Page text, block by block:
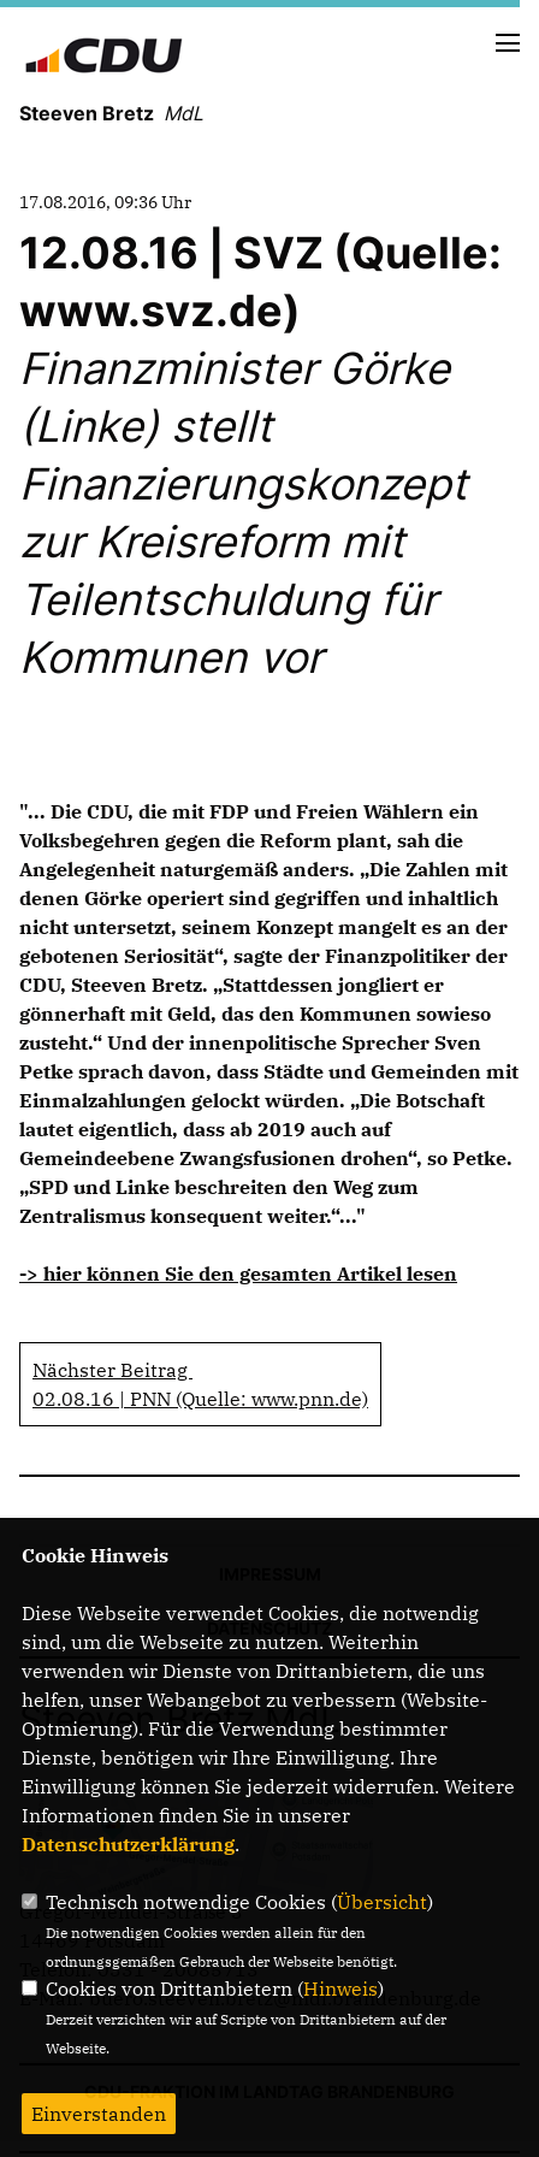
Steeven Bretz MdL
VITA
WAHLKREISBESUCHE
PRESSEFOTOS
MEIN BÜRGERBÜRO
MEIN WAHLKREIS
ZIELE
Redebeiträge
Anträge CDU
Kleine Anfragen
CDU Deutschland
17.08.2016, 09:36 Uhr
12.08.16 | SVZ (Quelle:
www.svz.de)
Finanzminister Görke
(Linke) stellt
Finanzierungskonzept
zur Kreisreform mit
Teilentschuldung für
Kommunen vor
"... Die CDU, die mit FDP und Freien Wählern ein
Volksbegehren gegen die Reform plant, sah die
Angelegenheit naturgemäß anders. „Die Zahlen mit
denen Görke operiert sind gegriffen und inhaltlich
nicht untersetzt, seinem Konzept mangelt es an der
gebotenen Seriosität“, sagte der Finanzpolitiker der
CDU, Steeven Bretz. „Stattdessen jongliert er
gönnerhaft mit Geld, das den Kommunen sowieso
zusteht.“ Und der innenpolitische Sprecher Sven
Petke sprach davon, dass Städte und Gemeinden mit
Einmalzahlungen gelockt würden. „Die Botschaft
lautet eigentlich, dass ab 2019 auch auf
Gemeindeebene Zwangsfusionen drohen“, so Petke.
SPD und Linke beschreiten den Weg zum
Zentralismus konsequent weiter.“..."
-> hier können Sie den gesamten Artikel lesen
Nächster Beitrag
02.08.16 | PNN (Quelle: www.pnn.de)
Steeven Bretz MdL
Gregor-Mendel-Straße 3
14469 Potsdam
Telefon: 0331 - 20085713
E-Mail: buero.steeven.bretz@mdl.brandenburg.de
CDU-FRAKTION IM LANDTAG BRANDENBURG
Cookie Hinweis
Diese Webseite verwendet Cookies, die notwendig
sind, um die Webseite zu nutzen. Weiterhin
verwenden wir Dienste von Drittanbietern, die uns
helfen, unser Webangebot zu verbessern (Website-
Optmierung). Für die Verwendung bestimmter
Dienste, benötigen wir Ihre Einwilligung. Ihre
Einwilligung können Sie jederzeit widerrufen. Weitere
Informationen finden Sie in unserer
Datenschutzerklärung.
Technisch notwendige Cookies (Übersicht)
Die notwendigen Cookies werden allein für den
ordnungsgemäßen Gebrauch der Webseite benötigt.
Cookies von Drittanbietern (Hinweis)
Derzeit verzichten wir auf Scripte von Drittanbietern auf der
Webseite.
Einverstanden